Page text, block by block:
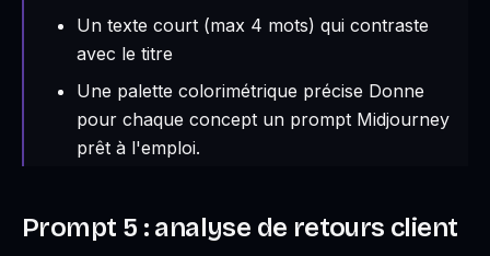
Un texte court (max 4 mots) qui contraste
avec le titre
Une palette colorimétrique précise Donne
pour chaque concept un prompt Midjourney
prêt à l'emploi.
Prompt 5 : analyse de retours client